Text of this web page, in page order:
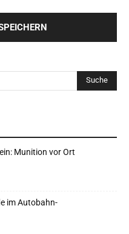
Munition vor Ort
im Autobahn-